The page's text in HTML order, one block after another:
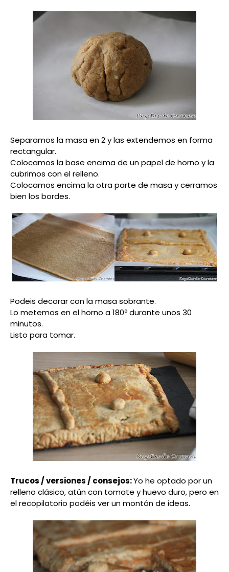
Separamos la masa en 2 y las extendemos en forma
rectangular.
Colocamos la base encima de un papel de horno y la
cubrimos con el relleno.
Colocamos encima la otra parte de masa y cerramos
bien los bordes.
Podeis decorar con la masa sobrante.
Lo metemos en el horno a 180º durante unos 30
minutos.
Listo para tomar.
Trucos / versiones / consejos:Yo he optado por un
relleno clásico, atún con tomate y huevo duro, pero en
el recopilatorio podéis ver un montón de ideas.